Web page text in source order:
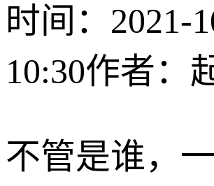
时间：2021-
10:30作者：
不管是谁，